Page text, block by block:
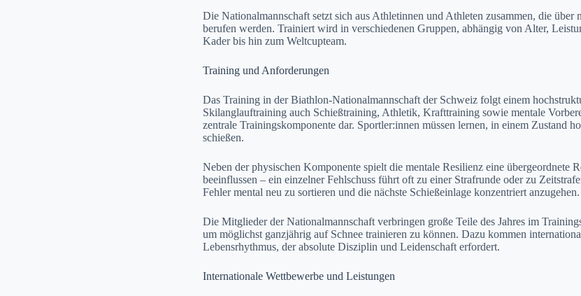
Die Nationalmannschaft setzt sich aus Athletinnen und Athleten zusammen, die
berufen werden. Trainiert wird in verschiedenen Gruppen, abhängig von Alter,
Kader bis hin zum Weltcupteam.
Training und Anforderungen
Das Training in der Biathlon-Nationalmannschaft der Schweiz folgt einem
Skilanglauftraining auch Schießtraining, Athletik, Krafttraining sowie mentale
zentrale Trainingskomponente dar. Sportler:innen müssen lernen, in einem Zustand
schießen.
Neben der physischen Komponente spielt die mentale Resilienz eine übergeordnete
beeinflussen – ein einzelner Fehlschuss führt oft zu einer Strafrunde oder zu
Fehler mental neu zu sortieren und die nächste Schießeinlage konzentriert anzugehen.
Die Mitglieder der Nationalmannschaft verbringen große Teile des Jahres im
um möglichst ganzjährig auf Schnee trainieren zu können. Dazu kommen
Lebensrhythmus, der absolute Disziplin und Leidenschaft erfordert.
Internationale Wettbewerbe und Leistungen